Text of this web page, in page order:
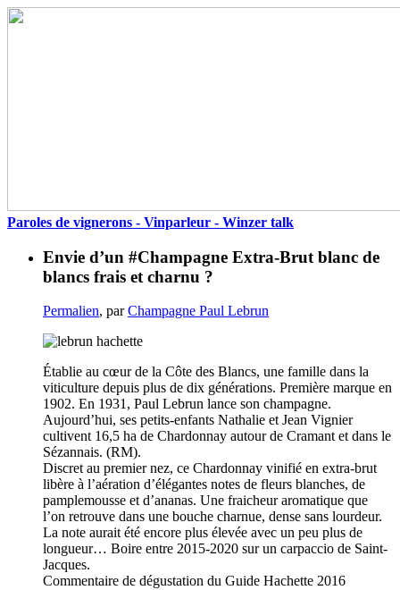
Paroles de vignerons - Vinparleur - Winzer talk
Envie d’un #Champagne Extra-Brut blanc de
blancs frais et charnu ?
Permalien, parChampagne Paul Lebrun
Établie au cœur de la Côte des Blancs, une famille dans la
viticulture depuis plus de dix générations. Première marque en
1902. En 1931, Paul Lebrun lance son champagne.
Aujourd’hui, ses petits-enfants Nathalie et Jean Vignier
cultivent 16,5 ha de Chardonnay autour de Cramant et dans le
Sézannais. (RM).
Discret au premier nez, ce Chardonnay vinifié en extra-brut
libère à l’aération d’élégantes notes de fleurs blanches, de
pamplemousse et d’ananas. Une fraicheur aromatique que
l’on retrouve dans une bouche charnue, dense sans lourdeur.
La note aurait été encore plus élevée avec un peu plus de
longueur… Boire entre 2015-2020 sur un carpaccio de Saint-
Jacques.
Commentaire de dégustation du Guide Hachette 2016